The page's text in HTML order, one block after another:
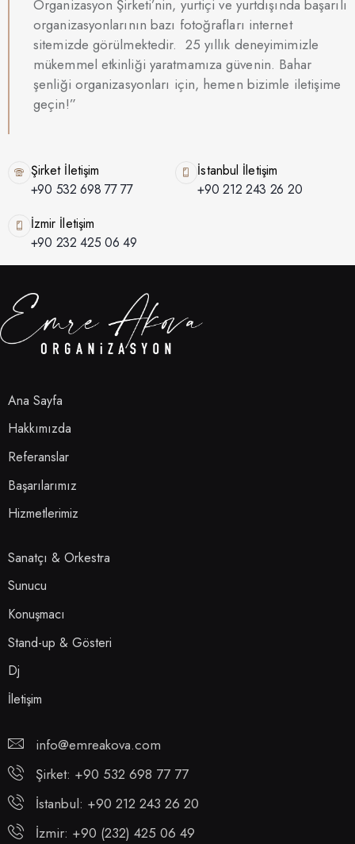
Organizasyon Şirketi’nin, yurtiçi ve yurtdışında başarılı
organizasyonlarının bazı fotoğrafları internet
sitemizde görülmektedir. 25 yıllık deneyimimizle
mükemmel etkinliği yaratmamıza güvenin. Bahar
şenliği organizasyonları için, hemen bizimle iletişime
geçin!”
Şirket İletişim
+90 532 698 77 77
İstanbul İletişim
+90 212 243 26 20
İzmir İletişim
+90 232 425 06 49
Ana Sayfa
Hakkımızda
Referanslar
Başarılarımız
Hizmetlerimiz
Sanatçı & Orkestra
Sunucu
Konuşmacı
Stand-up & Gösteri
Dj
İletişim
info@emreakova.com
Şirket: +90 532 698 77 77
İstanbul: +90 212 243 26 20
İzmir: +90 (232) 425 06 49